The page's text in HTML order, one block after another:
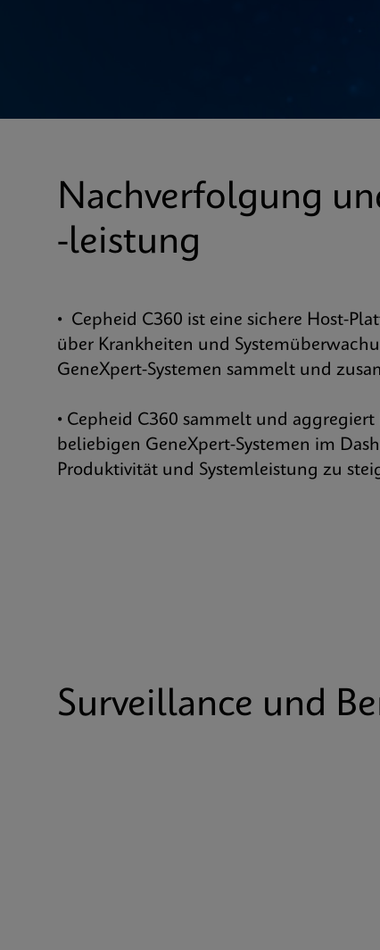
Nachverfolgung
-leistung
• Cepheid C360 ist eine sichere Host-
über Krankheiten und
GeneXpert-Systemen sammelt und
• Cepheid C360 sammelt und
beliebigen GeneXpert-Systemen im
Produktivität und Systemleistung zu
Surveillance und